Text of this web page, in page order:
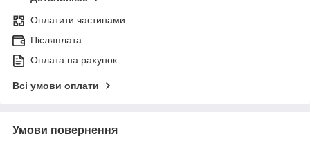
Оплатити частинами
Післяплата
Оплата на рахунок
Всі умови оплати
Умови повернення